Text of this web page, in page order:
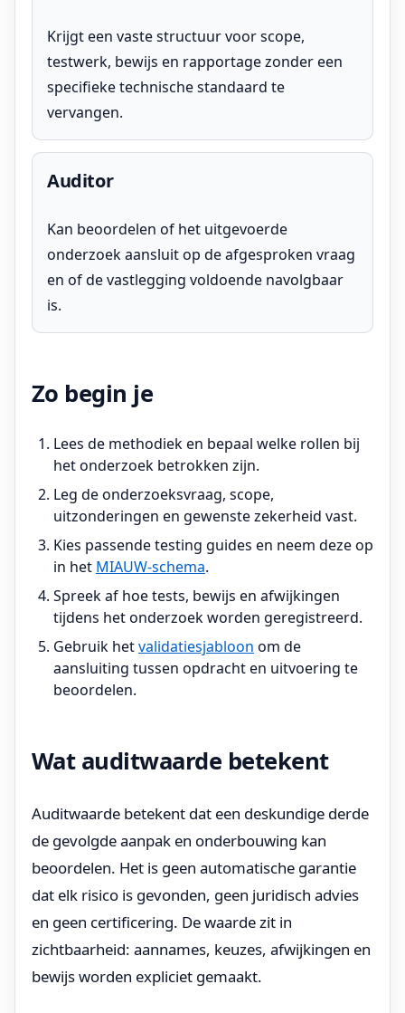
Krijgt een vaste structuur voor scope,
testwerk, bewijs en rapportage zonder een
specifieke technische standaard te
vervangen.
Auditor
Kan beoordelen of het uitgevoerde
onderzoek aansluit op de afgesproken vraag
en of de vastlegging voldoende navolgbaar
is.
Zo begin je
Lees de methodiek en bepaal welke rollen bij
het onderzoek betrokken zijn.
Leg de onderzoeksvraag, scope,
uitzonderingen en gewenste zekerheid vast.
Kies passende testing guides en neem deze op
in het MIAUW-schema.
Spreek af hoe tests, bewijs en afwijkingen
tijdens het onderzoek worden geregistreerd.
Gebruik hetvalidatiesjabloon om de
aansluiting tussen opdracht en uitvoering te
beoordelen.
Wat auditwaarde betekent
Auditwaarde betekent dat een deskundige derde
de gevolgde aanpak en onderbouwing kan
beoordelen. Het is geen automatische garantie
dat elk risico is gevonden, geen juridisch advies
en geen certificering. De waarde zit in
zichtbaarheid: aannames, keuzes, afwijkingen en
bewijs worden expliciet gemaakt.